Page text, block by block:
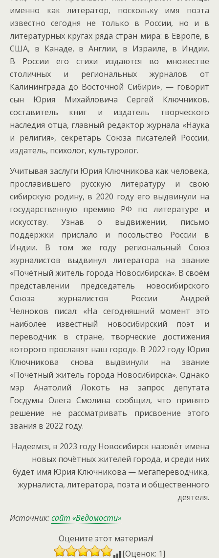
именно как литератор, поскольку имя поэта
известно сегодня не только в России, но и в
литературных кругах ряда стран мира: в Европе, в
США, в Канаде, в Англии, в Израиле, в Индии.
В России его стихи издаются во множестве
столичных и региональных журналов от
Калининграда до Восточной Сибири», — говорит
сын Юрия Михайловича Сергей Ключников,
составитель книг и издатель творческого
наследия отца, главный редактор журнала «Наука
и религия», секретарь Союза писателей России,
издатель, психолог, культуролог.
Учитывая заслуги Юрия Ключникова как человека,
прославившего русскую литературу и свою
сибирскую родину, в 2020 году его выдвинули на
государственную премию РФ по литературе и
искусству. Узнав о выдвижении, письмо
поддержки прислало и посольство России в
Индии. В том же году региональный Союз
журналистов выдвинул литератора на звание
«Почётный житель города Новосибирска». В своём
представлении председатель новосибирского
Союза журналистов России Андрей
Челноков писал: «На сегодняшний момент это
наиболее известный новосибирский поэт и
переводчик в стране, творческие достижения
которого прославят наш город». В 2022 году Юрия
Ключникова снова выдвинули на звание
«Почётный житель города Новосибирска». Однако
мэр Анатолий Локоть на запрос депутата
Госдумы Олега Смолина сообщил, что принято
решение не рассматривать присвоение этого
звания в 2022 году.
Надеемся, в 2023 году Новосибирск назовёт имена
новых почётных жителей города, и среди них
будет имя Юрия Ключникова — мегапереводчика,
журналиста, литератора, поэта и общественного
деятеля.
Источник:сайт «Ведомости»
Оцените этот материал!
[Оценок: 1]